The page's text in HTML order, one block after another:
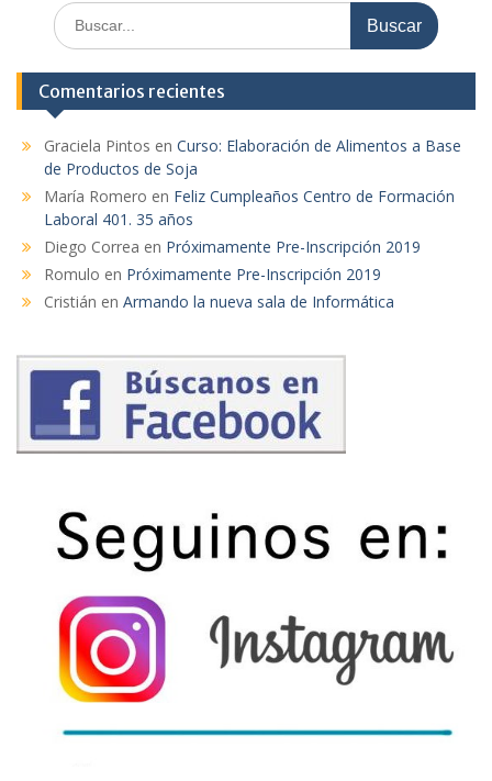
Buscar:
Comentarios recientes
Graciela Pintos en Curso: Elaboración de Alimentos a Base
de Productos de Soja
María Romero en Feliz Cumpleaños Centro de Formación
Laboral 401. 35 años
Diego Correa en Próximamente Pre-Inscripción 2019
Romulo en Próximamente Pre-Inscripción 2019
Cristián en Armando la nueva sala de Informática